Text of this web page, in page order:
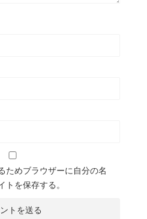
ためブラウザーに自分の名
トを保存する。